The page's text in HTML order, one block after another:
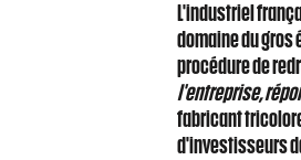
L'industriel
domaine du gros
procédure de
l'entreprise,
fabricant
d'investisseurs